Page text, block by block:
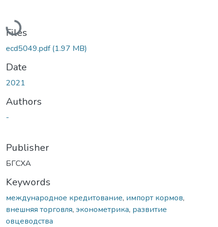
Loading...
Files
ecd5049.pdf(1.97 MB)
Date
2021
Authors
-
Publisher
БГСХА
Keywords
международное кредитование, импорт кормов,
внешняя торговля, эконометрика, развитие
овцеводства